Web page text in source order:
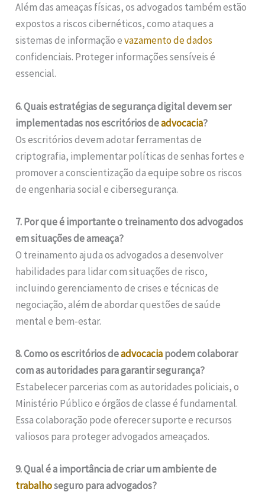
Além das ameaças físicas, os advogados também estão
expostos a riscos cibernéticos, como ataques a
sistemas de informação evazamento de dados
confidenciais. Proteger informações sensíveis é
essencial.
6. Quais estratégias de segurança digital devem ser
implementadas nos escritórios deadvocacia?
Os escritórios devem adotar ferramentas de
criptografia, implementar políticas de senhas fortes e
promover a conscientização da equipe sobre os riscos
de engenharia social e cibersegurança.
7. Por que é importante o treinamento dos advogados
em situações de ameaça?
O treinamento ajuda os advogados a desenvolver
habilidades para lidar com situações de risco,
incluindo gerenciamento de crises e técnicas de
negociação, além de abordar questões de saúde
mental e bem-estar.
8. Como os escritórios deadvocaciapodem colaborar
com as autoridades para garantir segurança?
Estabelecer parcerias com as autoridades policiais, o
Ministério Público e órgãos de classe é fundamental.
Essa colaboração pode oferecer suporte e recursos
valiosos para proteger advogados ameaçados.
9. Qual é a importância de criar um ambiente de
trabalhoseguro para advogados?